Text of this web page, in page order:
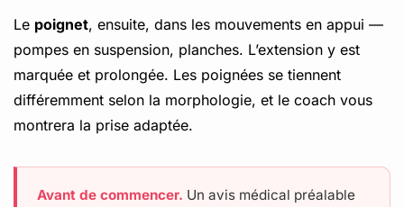
Le poignet, ensuite, dans les mouvements en appui —
pompes en suspension, planches. L’extension y est
marquée et prolongée. Les poignées se tiennent
différemment selon la morphologie, et le coach vous
montrera la prise adaptée.
Avant de commencer. Un avis médical préalable